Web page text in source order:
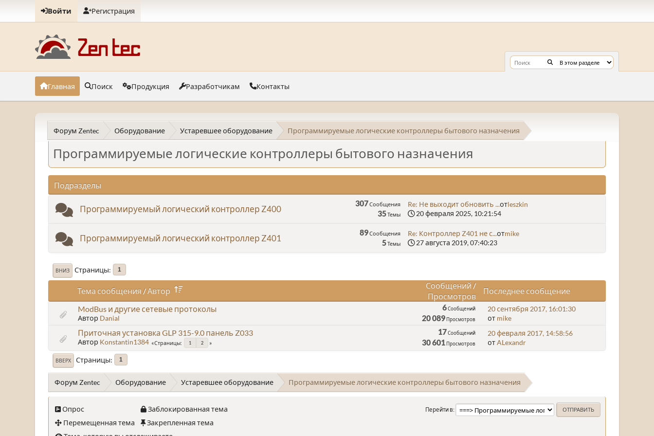
Войти Регистрация
Главная Поиск Продукция Разработчикам Контакты
Форум Zentec Оборудование Устаревшее оборудование Программируемые логические контроллеры бытового назначения
Программируемые логические контроллеры бытового назначения
Подразделы
Программируемый логический контроллер Z400
307Сообщения
35Темы
Re: Не выходит обновить ...отleszkin
20 февраля 2025, 10:21:54
Программируемый логический контроллер Z401
89Сообщения
5Темы
Re: Контроллер Z401 не с...отmike
27 августа 2019, 07:40:23
ВНИЗ Страницы 1
Тема сообщения / Автор
Сообщений /
Просмотров
Последнее сообщение
ModBus и другие сетевые протоколы
Автор Danial
6Сообщений
20 089 Просмотров
20 сентября 2017, 16:01:30
от mike
Приточная установка GLP 315-9.0 панель Z033
Автор Konstantin1384 Страницы 1 2
17Сообщений
30 601 Просмотров
20 февраля 2017, 14:58:56
отALexandr
ВВЕРХ Страницы 1
Форум Zentec Оборудование Устаревшее оборудование Программируемые логические контроллеры бытового назначения
Перейти в
Опрос
Перемещенная тема
Заблокированная тема
Закрепленная тема